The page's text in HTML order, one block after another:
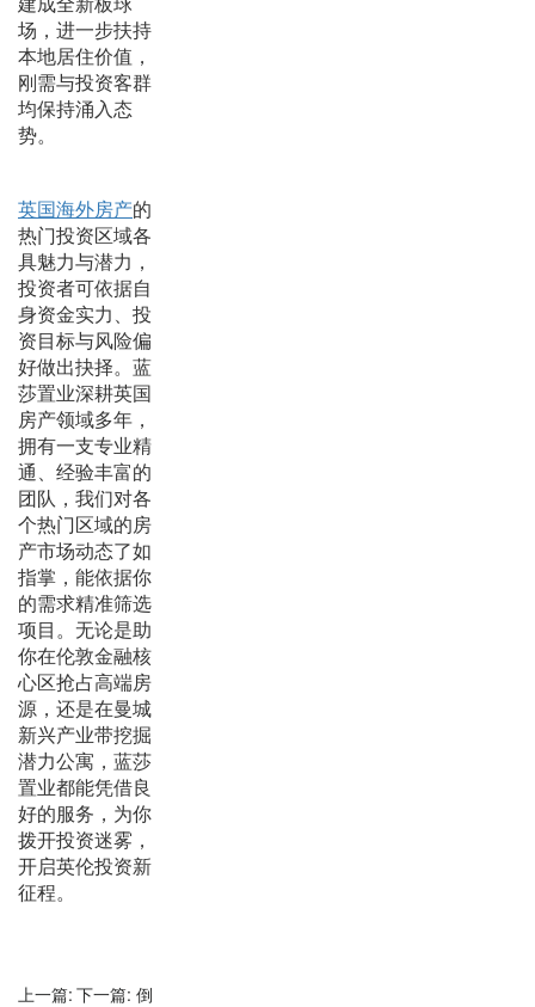
建成全新板球
场，进一步扶持
本地居住价值，
刚需与投资客群
均保持涌入态
势。
英国海外房产的
热门投资区域各
具魅力与潜力，
投资者可依据自
身资金实力、投
资目标与风险偏
好做出抉择。蓝
莎置业深耕英国
房产领域多年，
拥有一支专业精
通、经验丰富的
团队，我们对各
个热门区域的房
产市场动态了如
指掌，能依据你
的需求精准筛选
项目。无论是助
你在伦敦金融核
心区抢占高端房
源，还是在曼城
新兴产业带挖掘
潜力公寓，蓝莎
置业都能凭借良
好的服务，为你
拨开投资迷雾，
开启英伦投资新
征程。
上一篇: 下一篇: 倒